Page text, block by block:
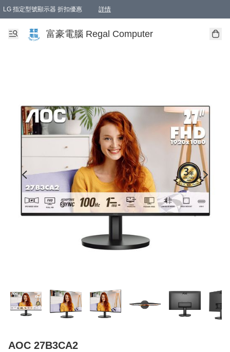
LG 指定型號顯示器 折扣優惠 詳情
富豪電腦 Regal Computer
AOC 27B3CA2